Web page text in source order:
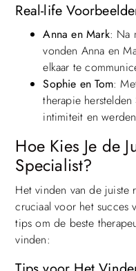
Real-life
Anna en Mark: Na
vonden Anna en
elkaar te
Sophie en Tom:
therapie
intimiteit en
Hoe Kies Je de
Specialist?
Het vinden van de juiste
cruciaal voor het succes
tips om de beste
vinden: